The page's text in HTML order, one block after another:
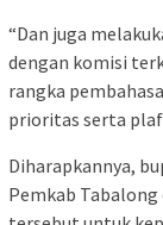
“Dan juga
dengan komisi
rangka
prioritas serta
Diharapkannya,
Pemkab